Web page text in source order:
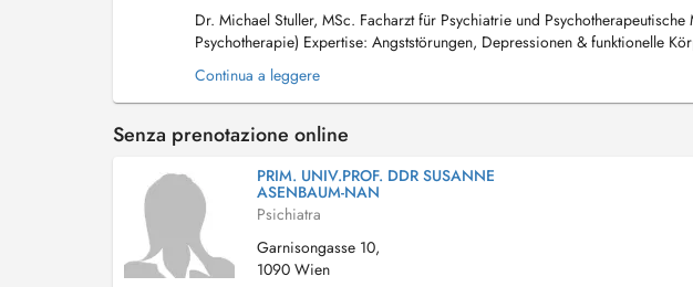
Dr. Michael Stuller, MSc. Facharzt für Psychiatrie und
Psychotherapie) Expertise: Angststörungen, Depressionen & funktionelle
und Mödling biete ich fachärztliche Behandlung mit ein...
Continua a leggere
Senza prenotazione online
PRIM. UNIV.PROF. DDR SUSANNE
ASENBAUM-NAN
Psichiatra
Garnisongasse 10,
1090 Wien